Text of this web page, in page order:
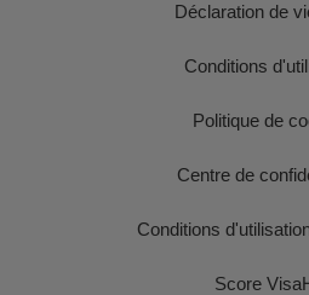
Déclaration de
Conditions
Politique de
Centre de
Conditions
Score